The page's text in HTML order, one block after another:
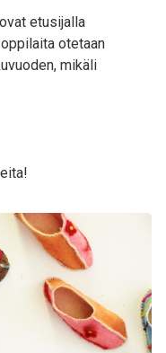
etusijalla
otetaan
mikäli